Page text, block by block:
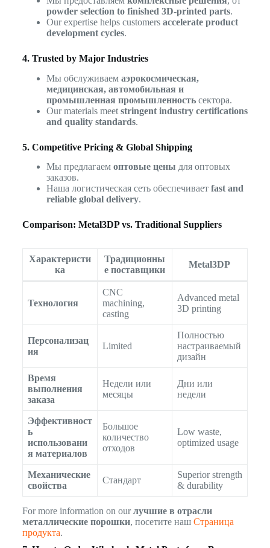
powder selection to finished 3D-printed parts.
Our expertise helps customers accelerate product
development cycles.
4. Trusted by Major Industries
Мы обслуживаем аэрокосмическая,
медицинская, автомобильная и
промышленная промышленностьсектора.
Our materials meet stringent industry certifications
and quality standards.
5. Competitive Pricing & Global Shipping
Мы предлагаем оптовые цены для оптовых
заказов.
Наша логистическая сеть обеспечивает fast and
reliable global delivery.
Comparison: Metal3DP vs. Traditional Suppliers
Характеристи
ка
Традиционны
е поставщики
Metal3DP
Технология
CNC
machining,
casting
Advanced metal
3D printing
Персонализац
ия
Limited
Полностью
настраиваемый
дизайн
Время
выполнения
заказа
Недели или
месяцы
Дни или
недели
Эффективност
ь
использовани
я материалов
Большое
количество
отходов
Low waste,
optimized usage
Механические
свойства
Стандарт
Superior strength
& durability
For more information on ourлучшие в отрасли
металлические порошки, посетите наш Страница
продукта.